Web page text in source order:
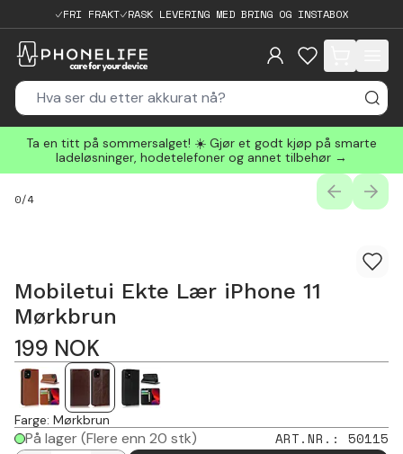
FRI FRAKT RASK LEVERING MED BRING OG INSTABOX
items in cart,
Ta en titt på sommersalget! ☀️ Gjør et godt kjøp på smarte
ladeløsninger, hodetelefoner og annet tilbehør →
0/4
Mobiletui Ekte Lær iPhone 11
Mørkbrun
199 NOK
Farge: Mørkbrun
På lager(Flere enn 20 stk) ART.NR. : 50115